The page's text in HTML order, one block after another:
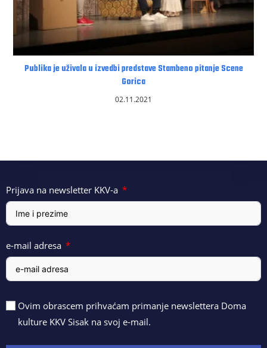
Publika je uživala u izvedbi predstave Stambeno pitanje Scene
Gorica
02.11.2021
Prijava na newsletter KKV-a
e-mail adresa
Ovim obrascem prihvaćam primanje newslettera Doma
kulture KKV Sisak na svoj e-mail.